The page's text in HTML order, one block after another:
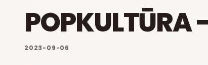
POPKULTŪRA
2023-09-06